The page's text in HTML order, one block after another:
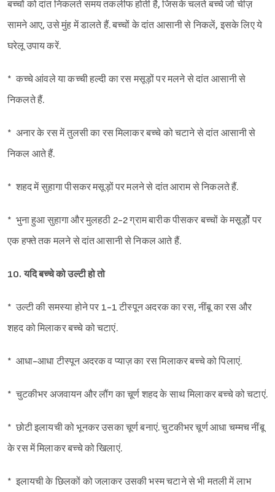
बच्चों को दांत निकलते समय तकलीफ होती है, जिसके चलते बच्चे जो चीज़
सामने आए, उसे मुंह में डालते हैं. बच्चों के दांत आसानी से निकलें, इसके लिए ये
घरेलू उपाय करें.
* कच्चे आंवले या कच्ची हल्दी का रस मसूड़ों पर मलने से दांत आसानी से
निकलते हैं.
* अनार के रस में तुलसी का रस मिलाकर बच्चे को चटाने से दांत आसानी से
निकल आते हैं.
* शहद में सुहागा पीसकर मसूड़ों पर मलने से दांत आराम से निकलते हैं.
* भुना हुआ सुहागा और मुलहठी 2-2 ग्राम बारीक पीसकर बच्चों के मसू़ड़ोेंं पर
एक हफ्ते तक मलने से दांत आसानी से निकल आते हैं.
10. यदि बच्चे को उल्टी हो तो
* उल्टी की समस्या होने पर 1-1 टीस्पून अदरक का रस, नींबू का रस और
शहद को मिलाकर बच्चे को चटाएं.
* आधा-आधा टीस्पून अदरक व प्याज़ का रस मिलाकर बच्चे को पिलाएं.
* चुटकीभर अजवायन और लौंग का चूर्ण शहद के साथ मिलाकर बच्चे को चटाएं.
* छोटी इलायची को भूनकर उसका चूर्ण बनाएं. चुटकीभर चूर्ण आधा चम्मच नींबू
के रस में मिलाकर बच्चे को खिलाएं.
* इलायची के छिलकों को जलाकर उसकी भस्म चटाने से भी मतली में लाभ